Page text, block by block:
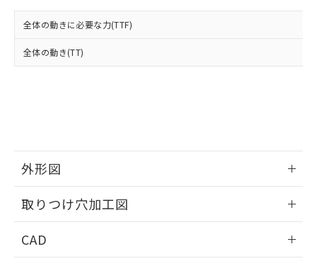
全体の動きに必要な力(TTF)
全体の動き(TT)
外形図
取りつけ穴加工図
CAD
および当社の共同利用者が、当社の製
品・サービスに関するお客様との取
をご了承ください。
※当社の共同利用者とは、"個人情報
下記の非含有証明書をダウンロードするこ
とができます。
EU RoHS指令（10物質）の非含有証明書
物質の対応では、対応完了までの期間は出
荷製品に未対応品が混在することから備考
既に当社にて対応品への在庫切替を完了
していることから、特段のことがない限
り、2022年1月12日より割愛しておりま